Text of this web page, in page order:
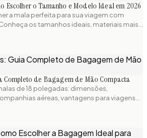
Escolher o Tamanho e Modelo Ideal em 2026
a mala perfeita para sua viagem com
os tamanhos ideais, materiais mais
de bagagem para viajar sem
Completo de Bagagem de Mão Compacta
de 18 polegadas: dimensões,
aéreas, vantagens para viagens
compactos disponíveis. Guia prático